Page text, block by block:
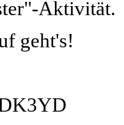
Aktivität.
geht's!